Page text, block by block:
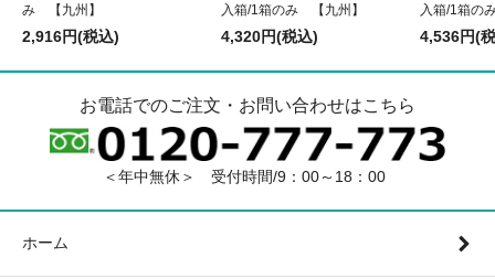
み 【九州】
2,916円(税込)
入箱/1箱のみ 【九州】
4,320円(税込)
入箱/1箱の
4,536円(
お電話でのご注文・お問い合わせはこちら
＜年中無休＞ 受付時間/9：00～18：00
ホーム